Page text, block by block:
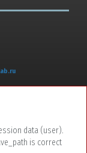
data (user).
is correct